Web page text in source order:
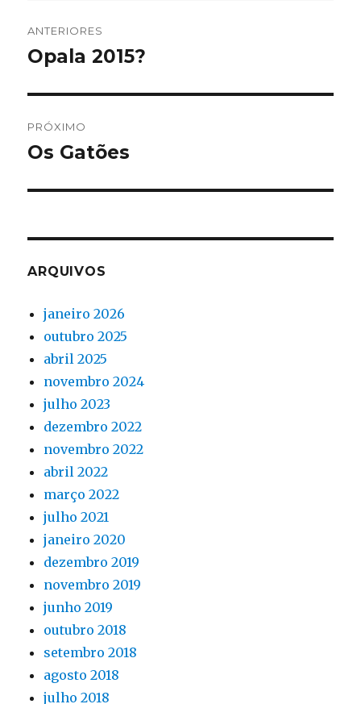
de
ANTERIORES
Post
Opala 2015?
PRÓXIMO
Próximo
Os Gatões
ARQUIVOS
janeiro 2026
outubro 2025
abril 2025
novembro 2024
julho 2023
dezembro 2022
novembro 2022
abril 2022
março 2022
julho 2021
janeiro 2020
dezembro 2019
novembro 2019
junho 2019
outubro 2018
setembro 2018
agosto 2018
julho 2018